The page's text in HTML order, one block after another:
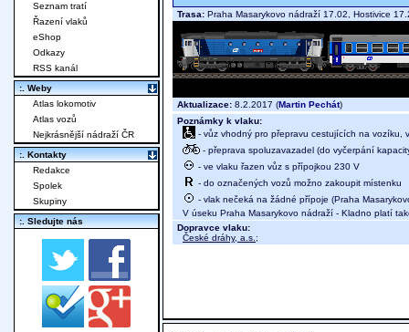
Trasa: Praha Masarykovo nádraží 17.02, Hostivice
Aktualizace: 8.2.2017 (Martin Pechát)
Poznámky k vlaku:
- vůz vhodný pro přepravu cestujících na vozíku,
- přeprava spoluzavazadel (do vyčerpání
- ve vlaku řazen vůz s přípojkou 230 V
- do označených vozů možno zakoupit místenku
- vlak nečeká na žádné přípoje (Praha
V úseku Praha Masarykovo nádraží - Kladno platí
Dopravce vlaku:
České dráhy, a.s. ;
Seznam tratí
Řazení vlaků
eShop
Odkazy
RSS kanál
:. Weby
Atlas lokomotiv
Atlas vozů
Nejkrásnější nádraží ČR
:. Kontakty
Redakce
Spolek
Skupiny
:. Sledujte nás